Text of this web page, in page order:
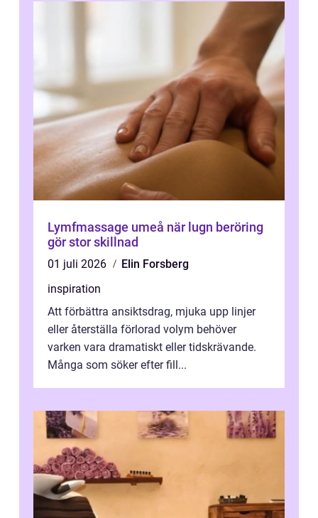
Lymfmassage umeå när lugn beröring
gör stor skillnad
01 juli 2026
Elin Forsberg
inspiration
Att förbättra ansiktsdrag, mjuka upp linjer
eller återställa förlorad volym behöver
varken vara dramatiskt eller tidskrävande.
Många som söker efter fill...